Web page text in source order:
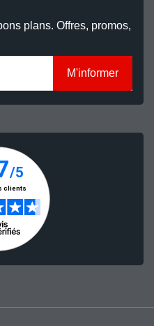
plans. Offres, promos,
M'informer